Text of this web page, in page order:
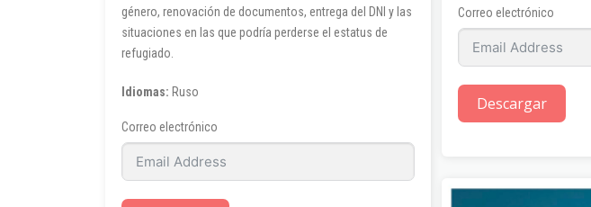
género, renovación de documentos, entrega del DNI y las
situaciones en las que podría perderse el estatus de
refugiado.
Idiomas: Ruso
Correo electrónico
Correo electrónico
Descargar